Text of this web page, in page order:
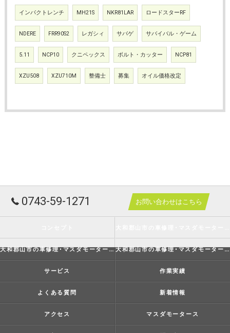
インパクトレンチ MH21S NKR81LAR ロードスターRF
NDERE FRR90S2 レガシィ サバゲ サバイバル・ゲーム
5.11 NCP10 クニペックス ボルト・カッター NCP81
XZU508 XZU710M 整備士 募集 オイル価格改定
0743-59-1271 お問い合わせはこちら
大和郡山市の車修理･マスダモータースの評判 大和郡山市の車修理･マスダモータースのお客様の声
サービス 作業実績
よくある質問 新着情報
アクセス マスダモータース